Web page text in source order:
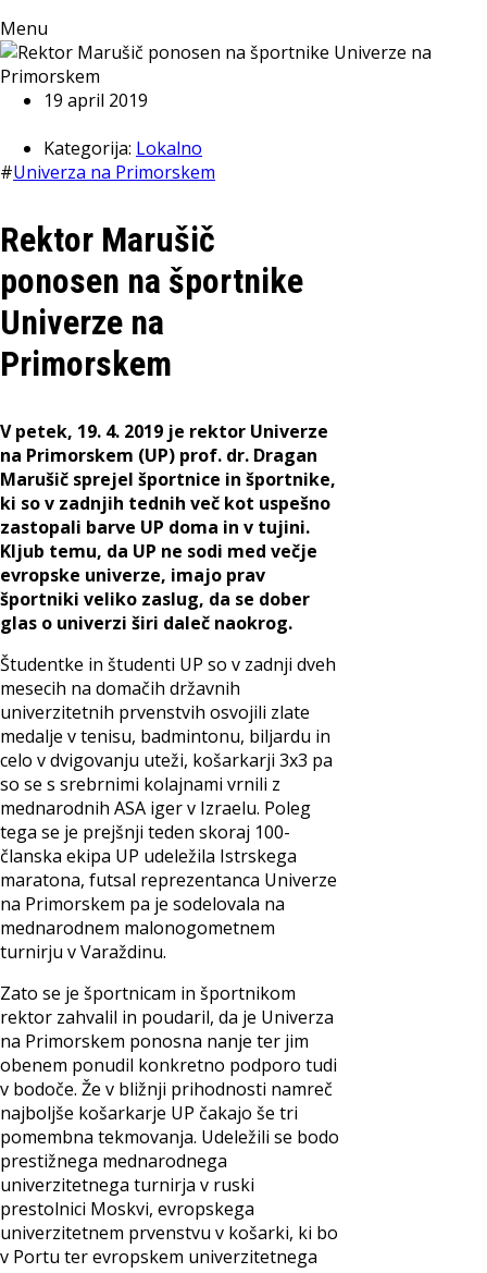
Menu
19 april 2019
Kategorija: Lokalno
#Univerza na Primorskem
Rektor Marušič
ponosen na športnike
Univerze na
Primorskem
V petek, 19. 4. 2019 je rektor Univerze
na Primorskem (UP) prof. dr. Dragan
Marušič sprejel športnice in športnike,
ki so v zadnjih tednih več kot uspešno
zastopali barve UP doma in v tujini.
Kljub temu, da UP ne sodi med večje
evropske univerze, imajo prav
športniki veliko zaslug, da se dober
glas o univerzi širi daleč naokrog.
Študentke in študenti UP so v zadnji dveh
mesecih na domačih državnih
univerzitetnih prvenstvih osvojili zlate
medalje v tenisu, badmintonu, biljardu in
celo v dvigovanju uteži, košarkarji 3x3 pa
so se s srebrnimi kolajnami vrnili z
mednarodnih ASA iger v Izraelu. Poleg
tega se je prejšnji teden skoraj 100-
članska ekipa UP udeležila Istrskega
maratona, futsal reprezentanca Univerze
na Primorskem pa je sodelovala na
mednarodnem malonogometnem
turnirju v Varaždinu.
Zato se je športnicam in športnikom
rektor zahvalil in poudaril, da je Univerza
na Primorskem ponosna nanje ter jim
obenem ponudil konkretno podporo tudi
v bodoče. Že v bližnji prihodnosti namreč
najboljše košarkarje UP čakajo še tri
pomembna tekmovanja. Udeležili se bodo
prestižnega mednarodnega
univerzitetnega turnirja v ruski
prestolnici Moskvi, evropskega
univerzitetnem prvenstvu v košarki, ki bo
v Portu ter evropskem univerzitetnega